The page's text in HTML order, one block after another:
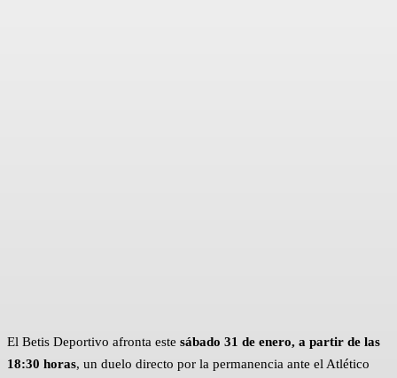
El Betis Deportivo afronta este sábado 31 de enero, a partir de las
18:30 horas, un duelo directo por la permanencia ante el Atlético